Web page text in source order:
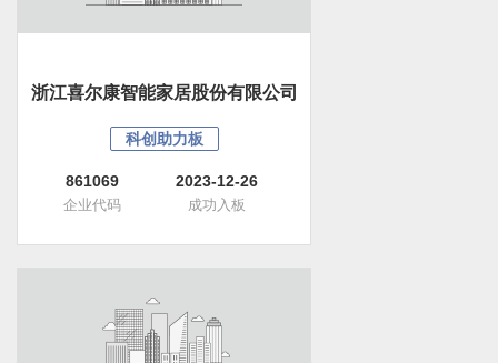
浙江喜尔康智能家居股份有限公司
科创助力板
861069
企业代码
2023-12-26
成功入板